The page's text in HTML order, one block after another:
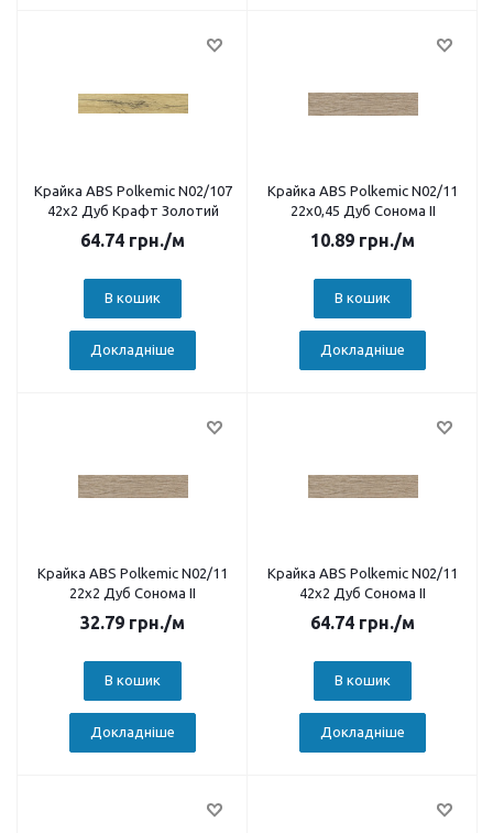
Крайка ABS Polkemic N02/107
42х2 Дуб Крафт Золотий
64.74 грн./м
В кошик
Докладніше
Крайка ABS Polkemic N02/11
22х0,45 Дуб Сонома II
10.89 грн./м
В кошик
Докладніше
Крайка ABS Polkemic N02/11
22х2 Дуб Сонома II
32.79 грн./м
В кошик
Докладніше
Крайка ABS Polkemic N02/11
42х2 Дуб Сонома II
64.74 грн./м
В кошик
Докладніше